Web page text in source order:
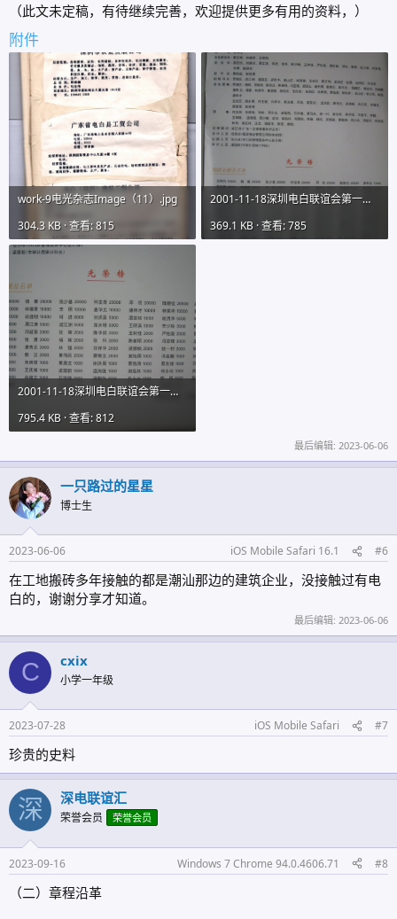
（此文未定稿，有待继续完善，欢迎提供更多有用的资料，）
附件
work-9电光杂志Image（11）.jpg
304.3 KB · 查看: 815
2001-11-18深圳电白联谊会第一期会刊图片01IMG_9731 (21).JPG
369.1 KB · 查看: 785
2001-11-18深圳电白联谊会第一期会刊图片01IMG_9731 (23).JPG
795.4 KB · 查看: 812
最后编辑: 2023-06-06
一只路过的星星
博士生
2023-06-06 iOS Mobile Safari 16.1 #6
在工地搬砖多年接触的都是潮汕那边的建筑企业，没接触过有电
白的，谢谢分享才知道。
最后编辑: 2023-06-06
C cxix
小学一年级
2023-07-28 iOS Mobile Safari #7
珍贵的史料
深 深电联谊汇
荣誉会员 荣誉会员
2023-09-16 Windows 7 Chrome 94.0.4606.71 #8
（二）章程沿革